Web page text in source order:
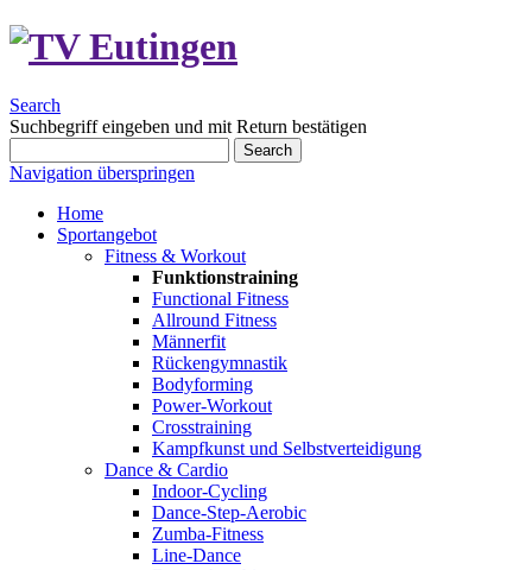
Search
Suchbegriff eingeben und mit Return bestätigen
Search
Navigation überspringen
Home
Sportangebot
Fitness & Workout
Funktionstraining
Functional Fitness
Allround Fitness
Männerfit
Rückengymnastik
Bodyforming
Power-Workout
Crosstraining
Kampfkunst und Selbstverteidigung
Dance & Cardio
Indoor-Cycling
Dance-Step-Aerobic
Zumba-Fitness
Line-Dance